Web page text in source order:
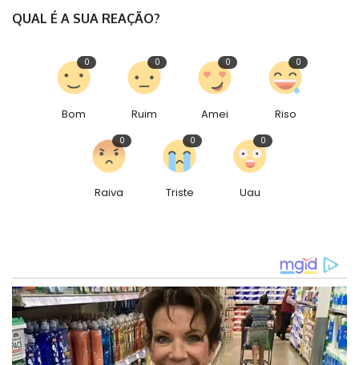
QUAL É A SUA REAÇÃO?
Bom
0
Ruim
0
Amei
0
Riso
0
Raiva
0
Triste
0
Uau
0